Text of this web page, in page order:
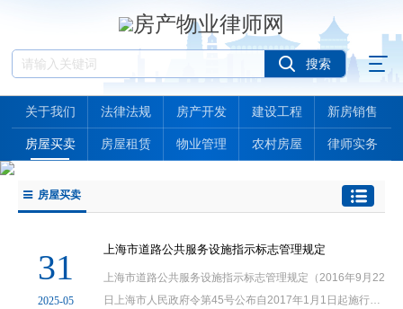
关于我们 法律法规 房产开发 建设工程 新房销售
房屋买卖 房屋租赁 物业管理 农村房屋 律师实务
房屋买卖
31
2025-05
上海市道路公共服务设施指示标志管理规定
上海市道路公共服务设施指示标志管理规定（2016年9月22
日上海市人民政府令第45号公布自2017年1月1日起施行）